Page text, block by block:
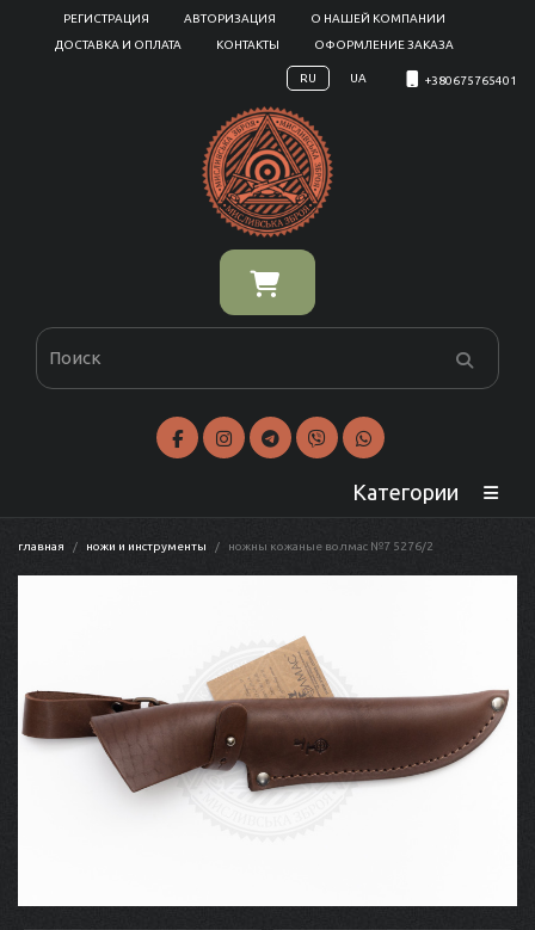
РЕГИСТРАЦИЯ АВТОРИЗАЦИЯ
О НАШЕЙ КОМПАНИИ
ДОСТАВКА И ОПЛАТА
КОНТАКТЫ ОФОРМЛЕНИЕ ЗАКАЗА
RU UA +380675765401
Категории
главная ножи и инструменты ножны кожаные волмас №7 5276/2